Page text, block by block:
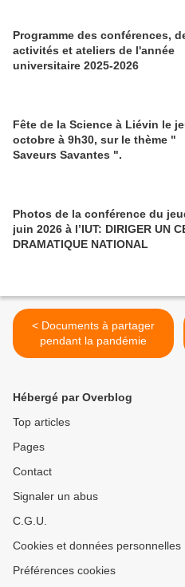
Programme des conférences,
activités et ateliers de l'année
universitaire 2025-2026
Fête de la Science à Liévin le
octobre à 9h30, sur le thème "
Saveurs Savantes ".
Photos de la conférence du
juin 2026 à l’IUT: DIRIGER UN CENTRE
DRAMATIQUE NATIONAL
< Documents à partager
pendant la pandémie
Hébergé par Overblog
Top articles
Pages
Contact
Signaler un abus
C.G.U.
Cookies et données personnelles
Préférences cookies